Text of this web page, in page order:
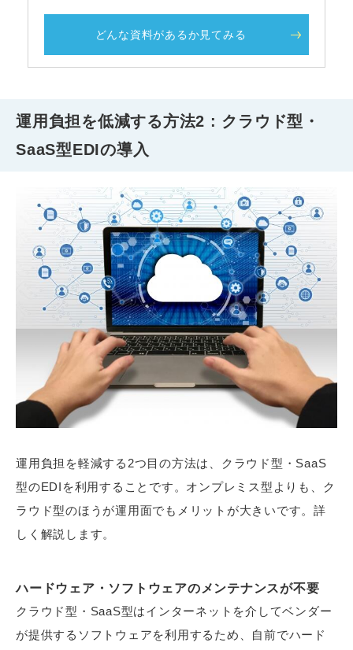
どんな資料があるか見てみる
運用負担を低減する方法2 : クラウド型・
SaaS型EDIの導入
運用負担を軽減する2つ目の方法は、クラウド型・SaaS
型のEDIを利用することです。オンプレミス型よりも、ク
ラウド型のほうが運用面でもメリットが大きいです。詳
しく解説します。
ハードウェア・ソフトウェアのメンテナンスが不要
クラウド型・SaaS型はインターネットを介してベンダー
が提供するソフトウェアを利用するため、自前でハード